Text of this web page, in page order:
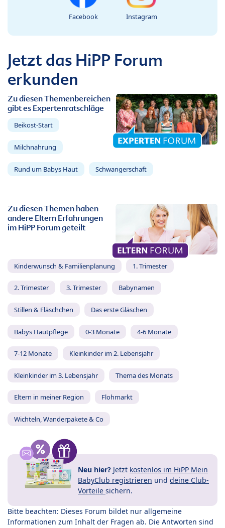
Facebook Instagram
Jetzt das HiPP Forum
erkunden
Zu diesen Themenbereichen
gibt es Expertenratschläge
Beikost-Start
Milchnahrung
Rund um Babys Haut Schwangerschaft
Zu diesen Themen haben
andere Eltern Erfahrungen
im HiPP Forum geteilt
Kinderwunsch & Familienplanung 1. Trimester
2. Trimester 3. Trimester Babynamen
Stillen & Fläschchen Das erste Gläschen
Babys Hautpflege 0-3 Monate 4-6 Monate
7-12 Monate Kleinkinder im 2. Lebensjahr
Kleinkinder im 3. Lebensjahr Thema des Monats
Eltern in meiner Region Flohmarkt
Wichteln, Wanderpakete & Co
Neu hier? Jetzt kostenlos im HiPP Mein
BabyClub registrieren und deine Club-
Vorteile sichern.
Bitte beachten: Dieses Forum bildet nur allgemeine
Informationen zum Inhalt der Fragen ab. Die Antworten sind